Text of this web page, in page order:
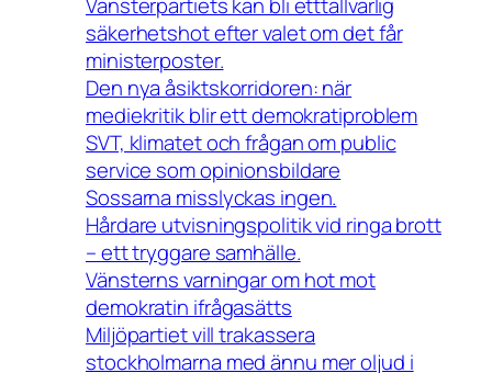
säkerhetshot efter valet om det får
ministerposter.
Den nya åsiktskorridoren: när
mediekritik blir ett demokratiproblem
SVT, klimatet och frågan om public
service som opinionsbildare
Sossarna misslyckas ingen.
Hårdare utvisningspolitik vid ringa brott
– ett tryggare samhälle.
Vänsterns varningar om hot mot
demokratin ifrågasätts
Miljöpartiet vill trakassera
stockholmarna med ännu mer oljud i